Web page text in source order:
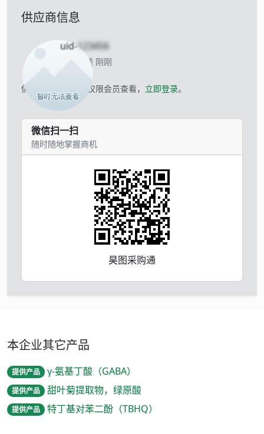
供应商信息
uid-123456
当前离线 刚刚
供应商的联系方式仅限会员查看， 立即登录。
微信扫一扫
随时随地掌握商机
昊图采购通
本企业其它产品
提供产品 γ-氨基丁酸（GABA）
提供产品 甜叶菊提取物，绿原酸
提供产品 特丁基对苯二酚（TBHQ）